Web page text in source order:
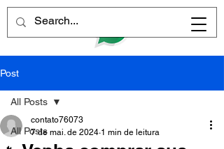
Post
All Posts
All Posts
contato76073
7 de mai. de 2024 1 min de leitura